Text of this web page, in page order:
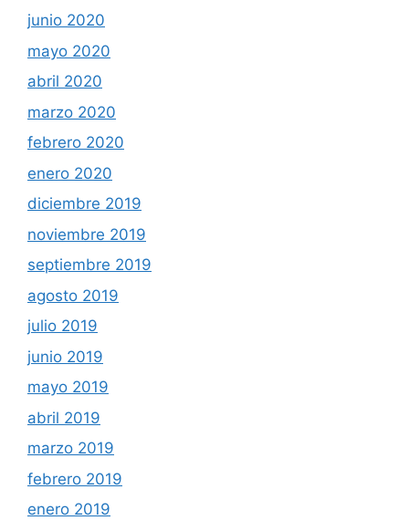
junio 2020
mayo 2020
abril 2020
marzo 2020
febrero 2020
enero 2020
diciembre 2019
noviembre 2019
septiembre 2019
agosto 2019
julio 2019
junio 2019
mayo 2019
abril 2019
marzo 2019
febrero 2019
enero 2019